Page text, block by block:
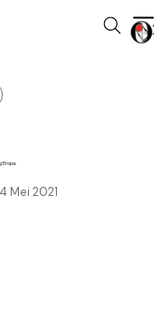
Eropa.
4 Mei 2021